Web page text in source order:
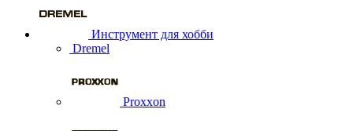
Инструмент для хобби
Dremel
Proxxon